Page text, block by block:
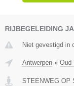
RIJBEGELEIDING
Niet gevestigd in
Antwerpen » Oud
STEENWEG OP